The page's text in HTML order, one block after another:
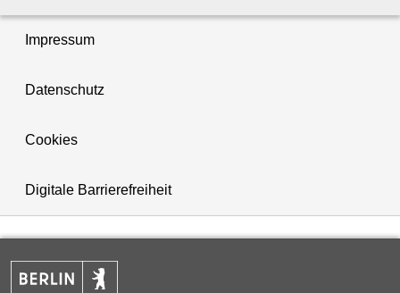
Impressum
Datenschutz
Cookies
Digitale Barrierefreiheit